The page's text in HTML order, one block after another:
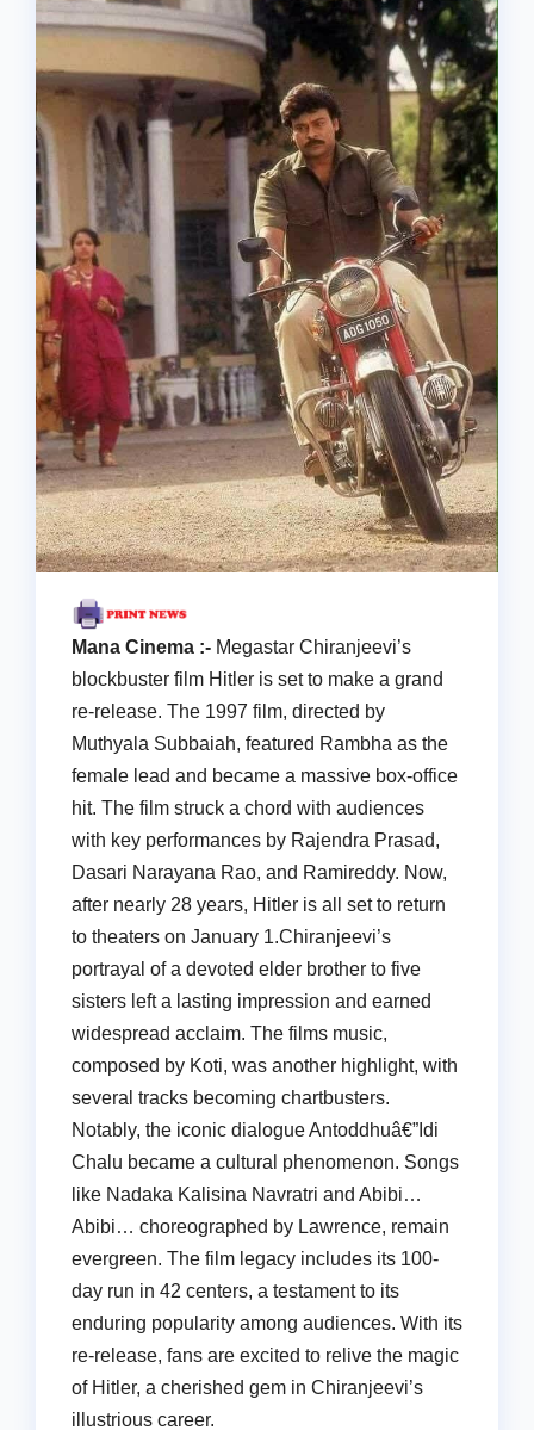
Mana Cinema :- Megastar Chiranjeevi’s
blockbuster film Hitler is set to make a grand
re-release. The 1997 film, directed by
Muthyala Subbaiah, featured Rambha as the
female lead and became a massive box-office
hit. The film struck a chord with audiences
with key performances by Rajendra Prasad,
Dasari Narayana Rao, and Ramireddy. Now,
after nearly 28 years, Hitler is all set to return
to theaters on January 1.Chiranjeevi’s
portrayal of a devoted elder brother to five
sisters left a lasting impression and earned
widespread acclaim. The films music,
composed by Koti, was another highlight, with
several tracks becoming chartbusters.
Notably, the iconic dialogue Antoddhuâ€”Idi
Chalu became a cultural phenomenon. Songs
like Nadaka Kalisina Navratri and Abibi…
Abibi… choreographed by Lawrence, remain
evergreen. The film legacy includes its 100-
day run in 42 centers, a testament to its
enduring popularity among audiences. With its
re-release, fans are excited to relive the magic
of Hitler, a cherished gem in Chiranjeevi’s
illustrious career.